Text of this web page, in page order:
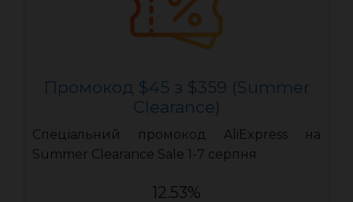
Промокод $45 з $359 (Summer
Clearance)
Спеціальний промокод AliExpress на
Summer Clearance Sale 1-7 серпня
12.53%